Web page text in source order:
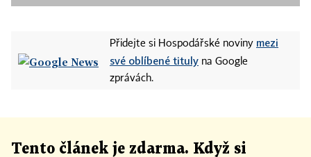
Přidejte si Hospodářské noviny mezi
své oblíbené tituly na Google
zprávách.
Tento článek je zdarma. Když si